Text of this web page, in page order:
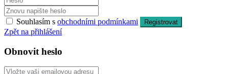
Souhlasím s obchodními podmínkami Registrovat
Zpět na přihlášení
Obnovit heslo